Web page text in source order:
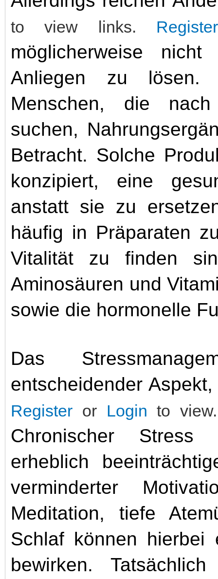
to view links. Register
möglicherweise
Anliegen zu lösen.
Menschen, die nach
suchen,
Betracht. Solche
konzipiert, eine
anstatt sie zu
häufig in Präparaten
Vitalität zu finden
Aminosäuren und
sowie die hormonelle
Das
entscheidender
Register or Login to view.
Chronischer Stress
erheblich
verminderter
Meditation, tiefe
Schlaf können hierbei
bewirken.